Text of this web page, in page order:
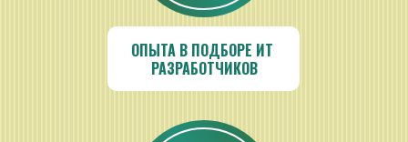
ОПЫТА В ПОДБОРЕ ИТ
РАЗРАБОТЧИКОВ